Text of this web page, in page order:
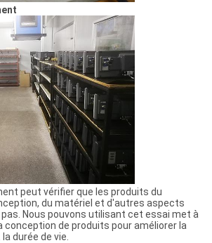
peut vérifier que les produits du
du matériel et d'autres aspects
Nous pouvons utilisant cet essai met à
de produits pour améliorer la
durée de vie.